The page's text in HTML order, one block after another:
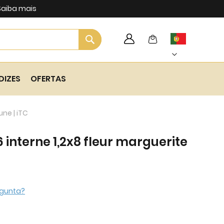
mais
Search My Cart
Language
OFERTAS
| iTC
interne 1,2x8 fleur marguerite